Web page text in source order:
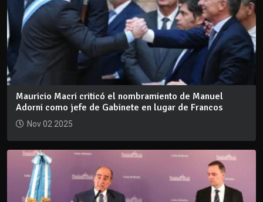
Mauricio Macri criticó el nombramiento de Manuel
Adorni como jefe de Gabinete en lugar de Francos
Nov 02 2025